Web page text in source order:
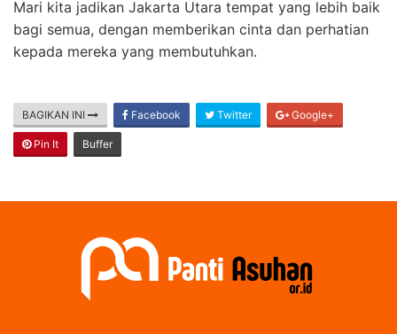
Mari kita jadikan Jakarta Utara tempat yang lebih baik
bagi semua, dengan memberikan cinta dan perhatian
kepada mereka yang membutuhkan.
BAGIKAN INI Facebook Twitter Google+
Pin It Buffer